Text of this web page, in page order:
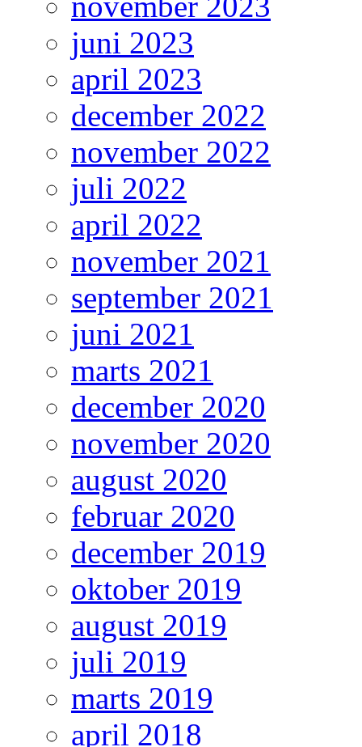
juni 2023
april 2023
december 2022
november 2022
juli 2022
april 2022
november 2021
september 2021
juni 2021
marts 2021
december 2020
november 2020
august 2020
februar 2020
december 2019
oktober 2019
august 2019
juli 2019
marts 2019
april 2018